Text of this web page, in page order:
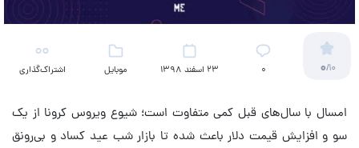
0/10 ۰ 23 اسفند 1398 موبایل اشتراک‌گذاری
امسال با سال‌های قبل کمی متفاوت است؛ شیوع ویروس کرونا از یک
سو و افزایش قیمت دلار باعث شده تا بازار شب عید کساد و بی‌رونق